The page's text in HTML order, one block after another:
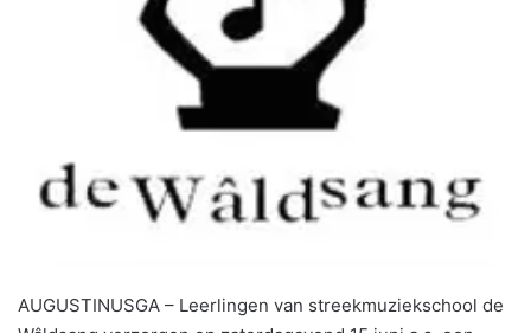
AUGUSTINUSGA – Leerlingen van streekmuziekschool de